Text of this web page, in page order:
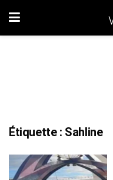
Étiquette : Sahline